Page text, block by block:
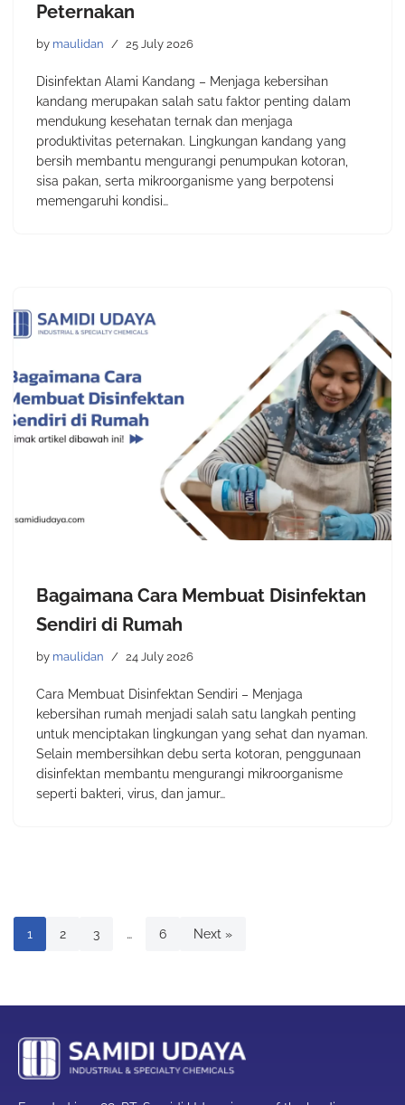
Peternakan
by maulidan 25 July 2026
Disinfektan Alami Kandang – Menjaga kebersihan
kandang merupakan salah satu faktor penting dalam
mendukung kesehatan ternak dan menjaga
produktivitas peternakan. Lingkungan kandang yang
bersih membantu mengurangi penumpukan kotoran,
sisa pakan, serta mikroorganisme yang berpotensi
memengaruhi kondisi…
Bagaimana Cara Membuat Disinfektan
Sendiri di Rumah
by maulidan 24 July 2026
Cara Membuat Disinfektan Sendiri – Menjaga
kebersihan rumah menjadi salah satu langkah penting
untuk menciptakan lingkungan yang sehat dan nyaman.
Selain membersihkan debu serta kotoran, penggunaan
disinfektan membantu mengurangi mikroorganisme
seperti bakteri, virus, dan jamur…
1 2 3 … 6 Next »